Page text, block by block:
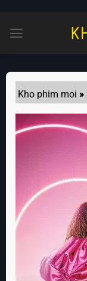
content
Kho phim moi »